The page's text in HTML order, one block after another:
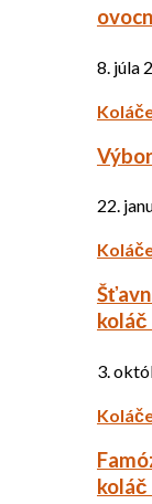
8. júla
22.
3.
koláč